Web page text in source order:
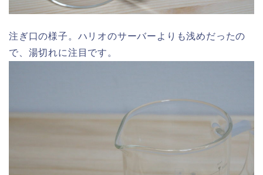
注ぎ口の様子。ハリオのサーバーよりも浅めだったの
で、湯切れに注目です。